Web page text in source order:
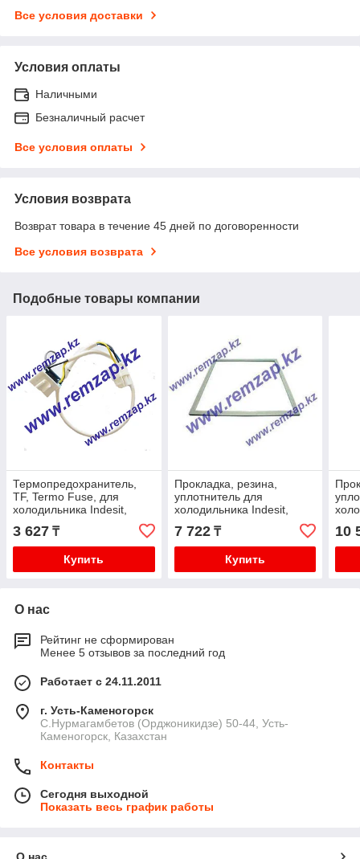
Все условия доставки
Условия оплаты
Наличными
Безналичный расчет
Все условия оплаты
Условия возврата
Возврат товара в течение 45 дней по договоренности
Все условия возврата
Подобные товары компании
Термопредохранитель,
TF, Termo Fuse, для
холодильника Indesit,
Ariston, код: C00851160
3 627 ₸
Купить
Прокладка, резина,
уплотнитель для
холодильника Indesit,
Ariston, код: C00854017
7 722₸
Купить
10
О нас
Рейтинг не сформирован
Менее 5 отзывов за последний год
Работает с 24.11.2011
г. Усть-Каменогорск
С.Нурмагамбетов (Орджоникидзе) 50-44, Усть-
Каменогорск, Казахстан
Контакты
Сегодня выходной
Показать весь график работы